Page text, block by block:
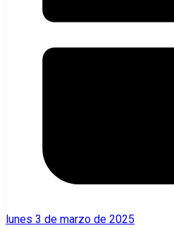
lunes 3 de marzo de 2025